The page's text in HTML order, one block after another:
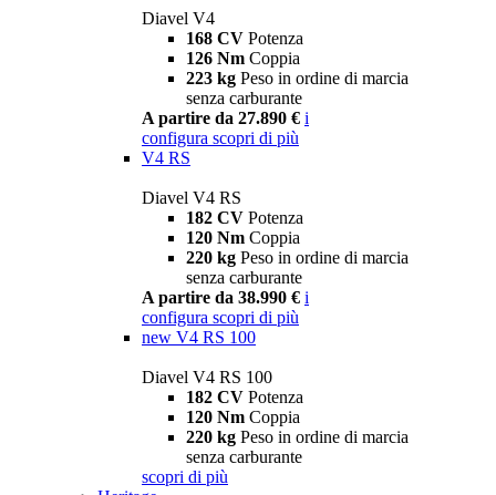
Diavel V4
168 CV Potenza
126 Nm Coppia
223 kg Peso in ordine di marcia
senza carburante
A partire da 27.890 € i
configura scopri di più
V4 RS
Diavel V4 RS
182 CV Potenza
120 Nm Coppia
220 kg Peso in ordine di marcia
senza carburante
A partire da 38.990 € i
configura scopri di più
new V4 RS 100
Diavel V4 RS 100
182 CV Potenza
120 Nm Coppia
220 kg Peso in ordine di marcia
senza carburante
scopri di più